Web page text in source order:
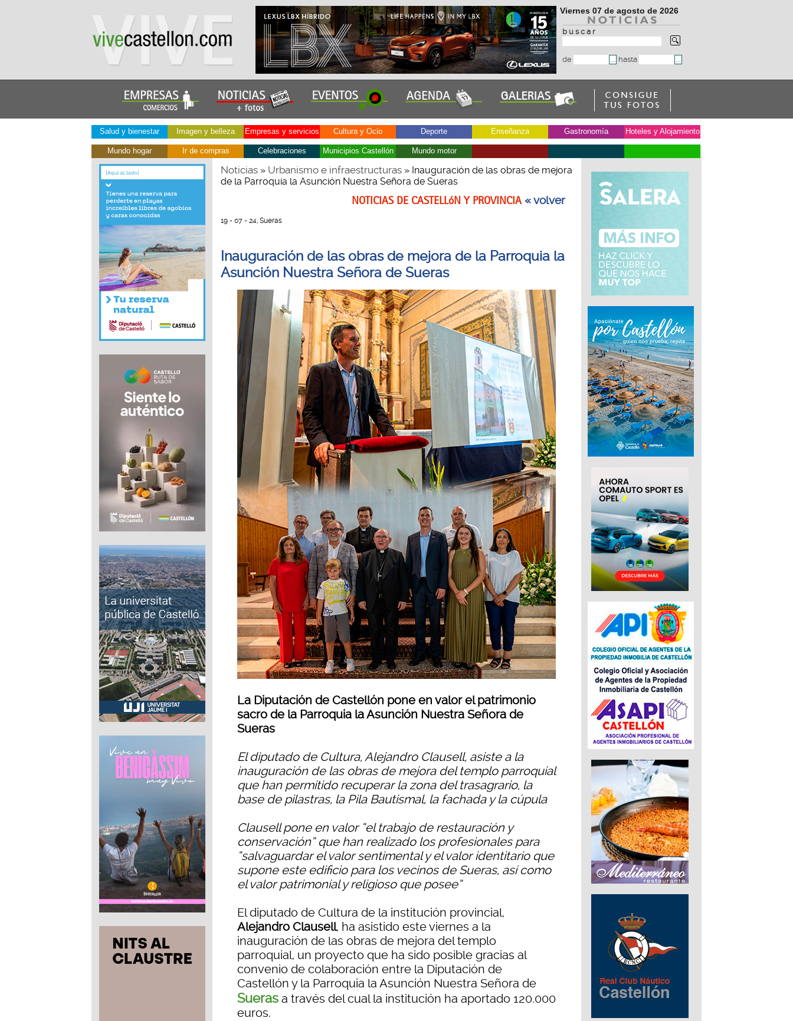
Viernes 07 de agosto de 2026
b u s c a r
de hasta
Salud y bienestar Imagen y belleza Empresas y servicios Cultura y Ocio Deporte Enseñanza Gastronomía Hoteles y Alojamiento
Mundo hogar Ir de compras Celebraciones Municipios Castellón Mundo motor
Noticias» Urbanismo e infraestructuras» Inauguración de las obras de mejora
de la Parroquia la Asunción Nuestra Señora de Sueras
NOTICIAS DE CASTELLóN Y PROVINCIA« volver
19 - 07 - 24, Sueras
Inauguración de las obras de mejora de la Parroquia la
Asunción Nuestra Señora de Sueras
La Diputación de Castellón pone en valor el patrimonio
sacro de la Parroquia la Asunción Nuestra Señora de
Sueras
El diputado de Cultura, Alejandro Clausell, asiste a la
inauguración de las obras de mejora del templo parroquial
que han permitido recuperar la zona del trasagrario, la
base de pilastras, la Pila Bautismal, la fachada y la cúpula
Clausell pone en valor “el trabajo de restauración y
conservación” que han realizado los profesionales para
“salvaguardar el valor sentimental y el valor identitario que
supone este edificio para los vecinos de Sueras, así como
el valor patrimonial y religioso que posee”
El diputado de Cultura de la institución provincial,
Alejandro Clausell, ha asistido este viernes a la
inauguración de las obras de mejora del templo
parroquial, un proyecto que ha sido posible gracias al
convenio de colaboración entre la Diputación de
Castellón y la Parroquia la Asunción Nuestra Señora de
Sueras a través del cual la institución ha aportado 120.000
euros.